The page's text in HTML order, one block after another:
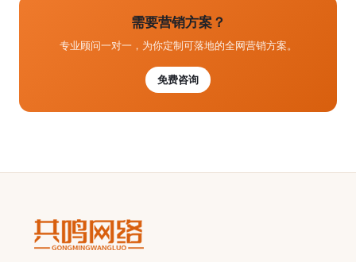
需要营销方案？
专业顾问一对一，为你定制可落地的全网营销方案。
免费咨询